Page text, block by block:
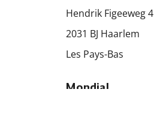
Hendrik Figeeweg 4
2031 BJ Haarlem
Les Pays-Bas
Mondial